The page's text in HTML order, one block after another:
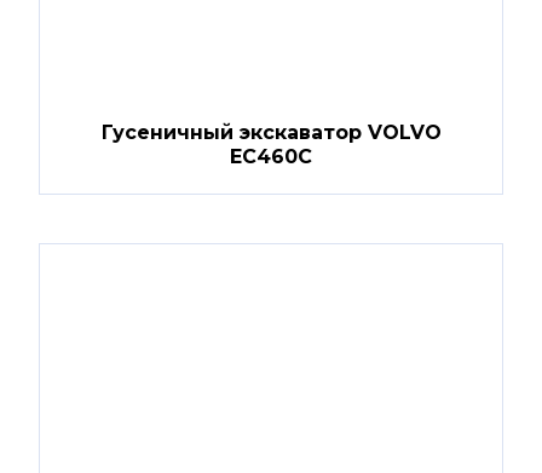
Гусеничный экскаватор VOLVO
EC460C